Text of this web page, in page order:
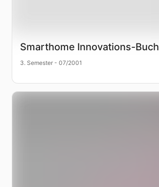
Smarthome Innovations-Buch
3. Semester - 07/2001